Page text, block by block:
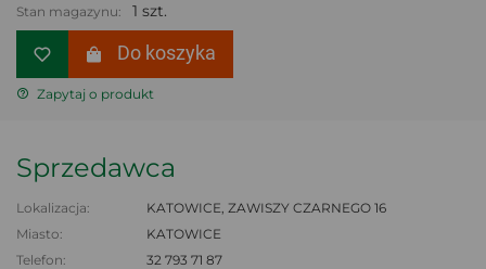
Stan magazynu: 1 szt.
Do koszyka
Zapytaj o produkt
Sprzedawca
Lokalizacja:
KATOWICE, ZAWISZY CZARNEGO 16
Miasto:
KATOWICE
Telefon:
32 793 71 87